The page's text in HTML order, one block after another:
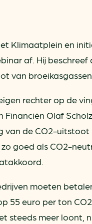
Klimaatplein en
af. Hij
van
rechter op de
Financiën Olaf
de CO2-uitstoot
goed als CO2-
moeten
55 euro per ton
steeds meer loont,